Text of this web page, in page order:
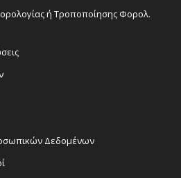
ή Τροποποίησης Φορολ.
Δεδομένων